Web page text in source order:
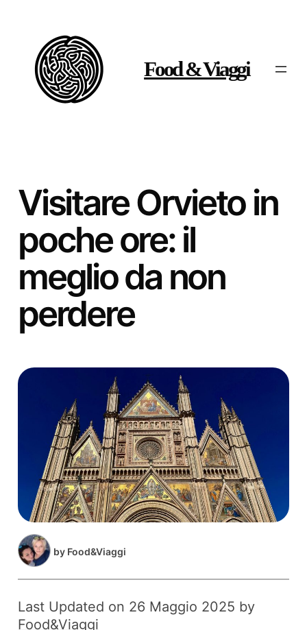
Food & Viaggi
Visitare Orvieto in
poche ore: il
meglio da non
perdere
by Food&Viaggi
Last Updated on 26 Maggio 2025 by
Food&Viaggi